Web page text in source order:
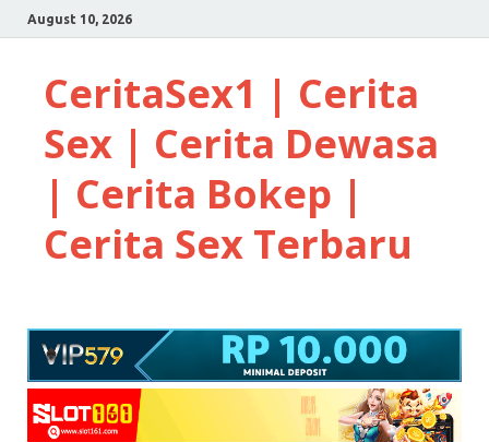
August 10, 2026
CeritaSex1 | Cerita
Sex | Cerita Dewasa
| Cerita Bokep |
Cerita Sex Terbaru